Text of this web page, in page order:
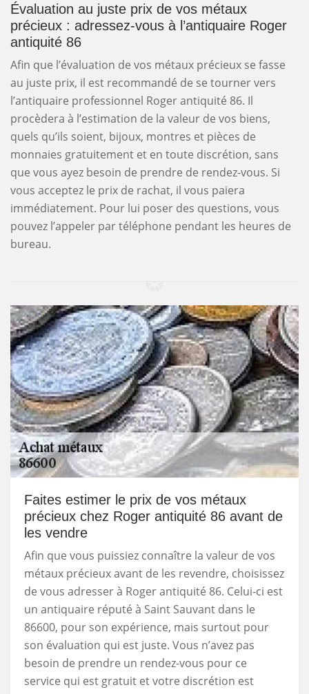
Évaluation au juste prix de vos métaux
précieux : adressez-vous à l’antiquaire Roger
antiquité 86
Afin que l’évaluation de vos métaux précieux se fasse
au juste prix, il est recommandé de se tourner vers
l’antiquaire professionnel Roger antiquité 86. Il
procèdera à l’estimation de la valeur de vos biens,
quels qu’ils soient, bijoux, montres et pièces de
monnaies gratuitement et en toute discrétion, sans
que vous ayez besoin de prendre de rendez-vous. Si
vous acceptez le prix de rachat, il vous paiera
immédiatement. Pour lui poser des questions, vous
pouvez l’appeler par téléphone pendant les heures de
bureau.
Faites estimer le prix de vos métaux
précieux chez Roger antiquité 86 avant de
les vendre
Afin que vous puissiez connaître la valeur de vos
métaux précieux avant de les revendre, choisissez
de vous adresser à Roger antiquité 86. Celui-ci est
un antiquaire réputé à Saint Sauvant dans le
86600, pour son expérience, mais surtout pour
son évaluation qui est juste. Vous n’avez pas
besoin de prendre un rendez-vous pour ce
service qui est gratuit et votre discrétion est